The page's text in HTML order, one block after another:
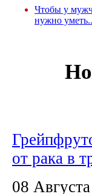
Чтобы у
нужно
от рака в
08